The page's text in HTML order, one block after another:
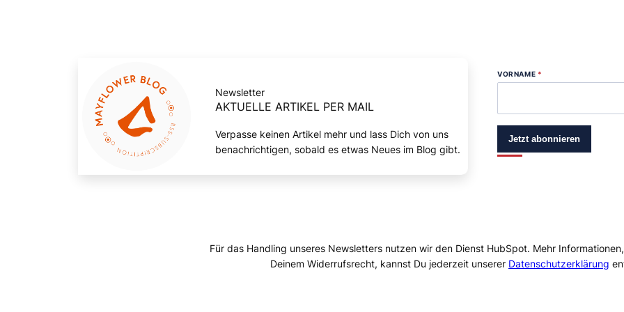
Newsletter
AKTUELLE ARTIKEL PER MAIL
Verpasse keinen Artikel mehr und lass Dich von uns
benachrichtigen, sobald es etwas Neues im Blog gibt.
VORNAME *
Jetzt abonnieren
Für das Handling unseres Newsletters nutzen wir den Dienst HubSpot. Mehr
Deinem Widerrufsrecht, kannst Du jederzeit unserer Datenschutzerklärung